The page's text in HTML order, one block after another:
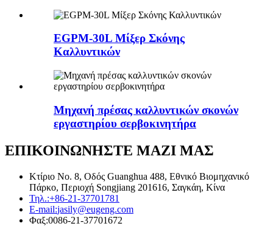
EGPM-30L Μίξερ Σκόνης
Καλλυντικών
Μηχανή πρέσας καλλυντικών σκονών
εργαστηρίου σερβοκινητήρα
ΕΠΙΚΟΙΝΩΝΗΣΤΕ ΜΑΖΙ ΜΑΣ
Κτίριο Νο. 8, Οδός Guanghua 488, Εθνικό Βιομηχανικό
Πάρκο, Περιοχή Songjiang 201616, Σαγκάη, Κίνα
Τηλ.:+86-21-37701781
E-mail:jasily@eugeng.com
Φαξ:0086-21-37701672